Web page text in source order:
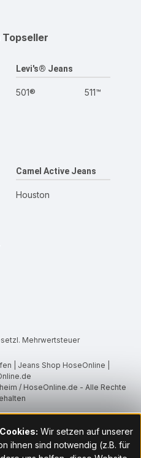
Topseller
Levi's® Jeans
501® 511™
Camel Active Jeans
Houston
Mehrwertsteuer
| Jeans Shop HoseOnline |
/ HoseOnline.de - Alle Rechte
Wir setzen auf unserer
ihnen sind notwendig (z.B. für